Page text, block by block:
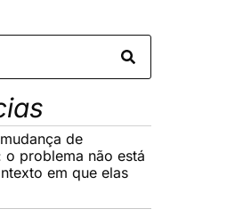
de
o problema não está
em que elas